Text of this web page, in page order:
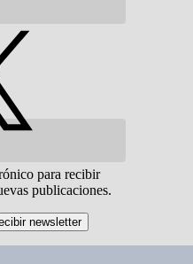
para recibir
publicaciones.
newsletter